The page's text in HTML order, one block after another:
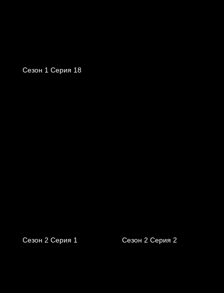
Сезон 1 Серия 18
Сезон 2 Серия 1 Сезон 2 Серия 2